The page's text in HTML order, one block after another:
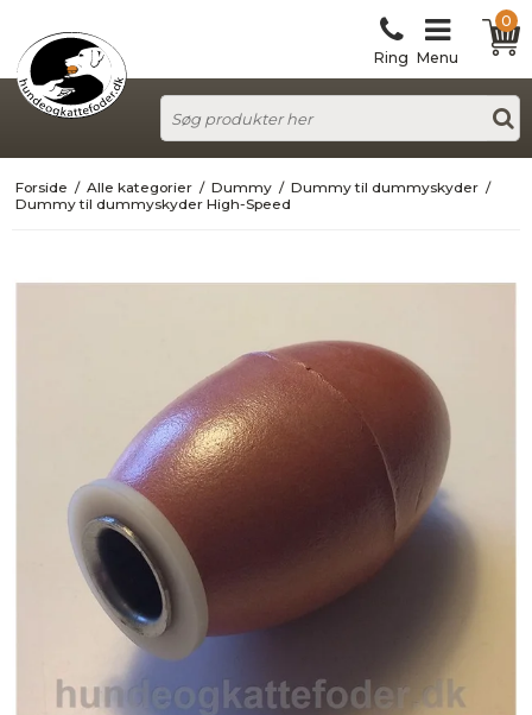
Ring Menu
0
Forside / Alle kategorier / Dummy / Dummy til dummyskyder /
Dummy til dummyskyder High-Speed